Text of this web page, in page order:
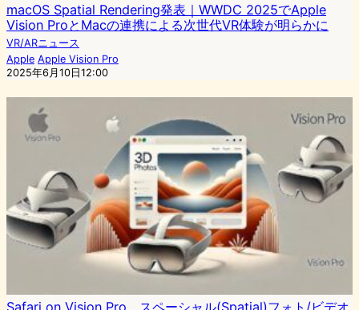
macOS Spatial Rendering発表｜WWDC 2025でApple
Vision ProとMacの連携による次世代VR体験が明らかに
VR/ARニュース
Apple Apple Vision Pro
2025年6月10日12:00
Safari on Vision Pro、スペーシャル(Spatial)フォト/ビデオ